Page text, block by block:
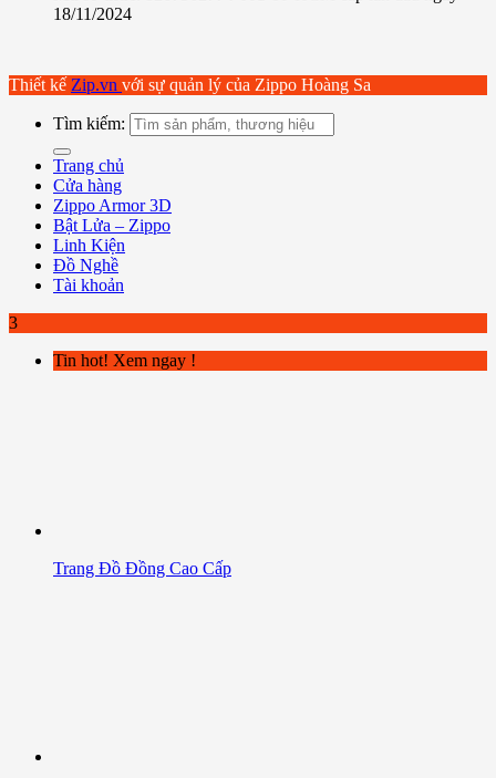
18/11/2024
Thiết kế Zip.vn với sự quản lý của Zippo Hoàng Sa
Tìm kiếm:
Trang chủ
Cửa hàng
Zippo Armor 3D
Bật Lửa – Zippo
Linh Kiện
Đồ Nghề
Tài khoản
3
Tin hot! Xem ngay !
Trang Đồ Đồng Cao Cấp